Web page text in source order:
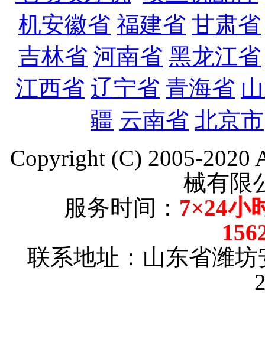
机安徽省 福建省 甘肃省
吉林省 河南省 黑龙江省
江西省 辽宁省 青海省
疆 云南省 北京市
Copyright (C) 2005-2020
械有限
服务时间： 7×24小
联系地址：山东省潍